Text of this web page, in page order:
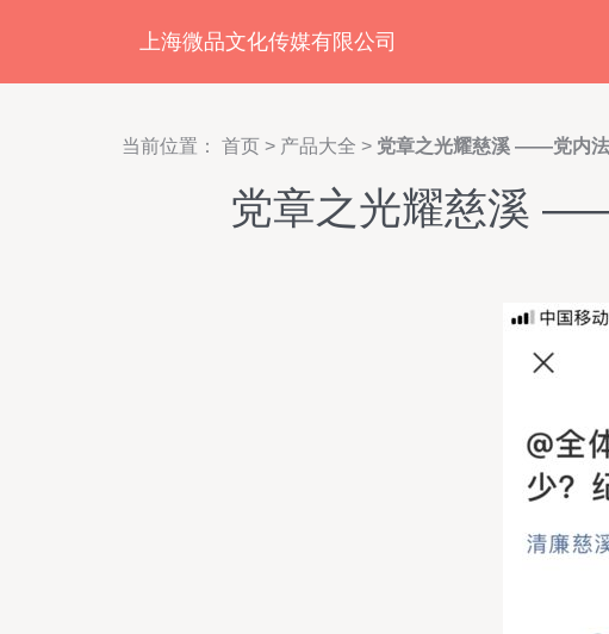
上海微品文化传媒有限公司
当前位置： 首页 > 产品大全 > 党章之光耀慈溪 ——党内法
党章之光耀慈溪